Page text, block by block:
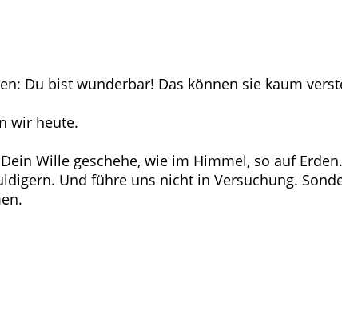
Du bist wunderbar! Das können sie kaum
wir heute.
Wille geschehe, wie im Himmel, so auf
Und führe uns nicht in Versuchung.